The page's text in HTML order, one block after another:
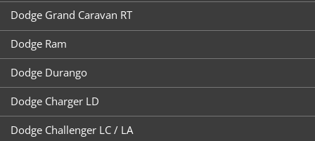
Dodge Grand Caravan RT
Dodge Ram
Dodge Durango
Dodge Charger LD
Dodge Challenger LC / LA